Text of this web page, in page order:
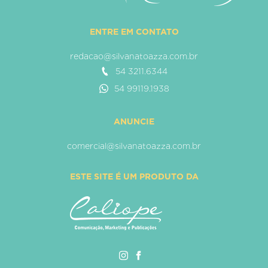
ENTRE EM CONTATO
redacao@silvanatoazza.com.br
54 3211.6344
54 99119.1938
ANUNCIE
comercial@silvanatoazza.com.br
ESTE SITE É UM PRODUTO DA